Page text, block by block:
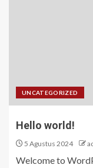
UNCATEGORIZED
Hello world!
5 Agustus 2024
Welcome to